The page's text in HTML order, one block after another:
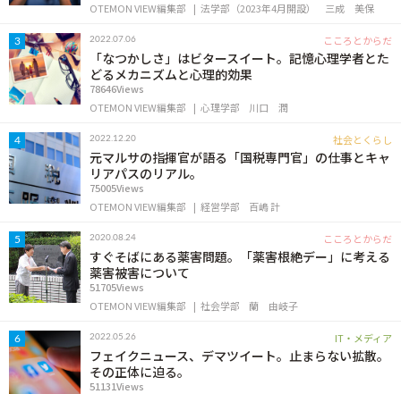
OTEMON VIEW編集部
法学部（2023年4月開設） 三成 美保
3 2022.07.06 こころとからだ
「なつかしさ」はビタースイート。記憶心理学者とた
どるメカニズムと心理的効果
78646Views
OTEMON VIEW編集部
心理学部 川口 潤
4 2022.12.20 社会とくらし
元マルサの指揮官が語る「国税専門官」の仕事とキャ
リアパスのリアル。
75005Views
OTEMON VIEW編集部
経営学部 百嶋 計
5 2020.08.24 こころとからだ
すぐそばにある薬害問題。「薬害根絶デー」に考える
薬害被害について
51705Views
OTEMON VIEW編集部
社会学部 蘭 由岐子
6 2022.05.26 IT・メディア
フェイクニュース、デマツイート。止まらない拡散。
その正体に迫る。
51131Views